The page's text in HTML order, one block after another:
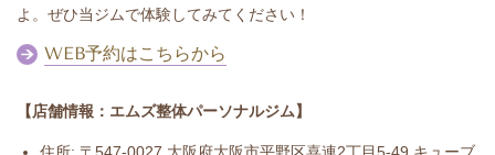
よ。ぜひ当ジムで体験してみてください！
WEB予約はこちらから
【店舗情報：エムズ整体パーソナルジム】
住所: 〒547-0027 大阪府大阪市平野区喜連2丁目5-49 キューブ